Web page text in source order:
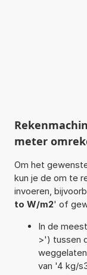
meter
Om het
kun je de om te
invoeren,
to W/m2' of
In de
>') tussen
van '4 kg/